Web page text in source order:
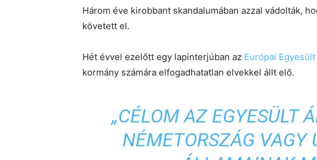
Három éve kirobbant skandalumában azzal vádolták,
követett el.
Hét évvel ezelőtt egy lapinterjúban az Európai
kormány számára elfogadhatatlan elvekkel állt elő.
„CÉLOM AZ EGYESÜLT
NÉMETORSZÁG VAGY